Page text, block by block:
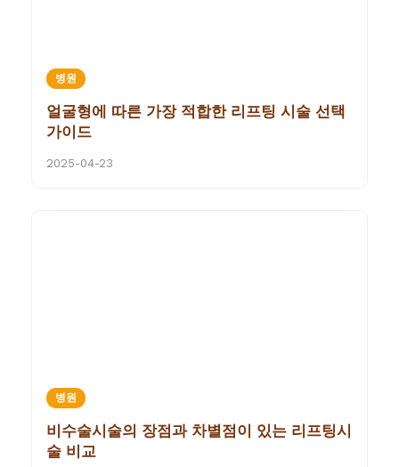
병원
얼굴형에 따른 가장 적합한 리프팅 시술 선택
가이드
2025-04-23
병원
비수술시술의 장점과 차별점이 있는 리프팅시
술 비교